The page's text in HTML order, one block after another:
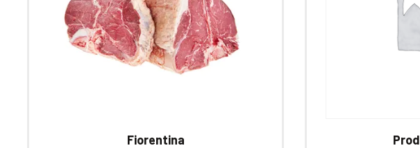
Fiorentina